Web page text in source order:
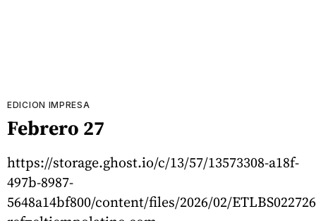
EDICION IMPRESA
Febrero 27
https://storage.ghost.io/c/13/57/13573308-a18f-
497b-8987-
5648a14bf800/content/files/2026/02/